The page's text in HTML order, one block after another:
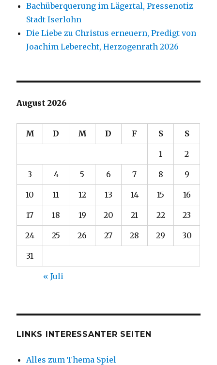
Bachüberquerung im Lägertal, Pressenotiz
Stadt Iserlohn
Die Liebe zu Christus erneuern, Predigt von
Joachim Leberecht, Herzogenrath 2026
August 2026
M D M D F S S
1 2
3 4 5 6 7 8 9
10 11 12 13 14 15 16
17 18 19 20 21 22 23
24 25 26 27 28 29 30
31
« Juli
LINKS INTERESSANTER SEITEN
Alles zum Thema Spiel